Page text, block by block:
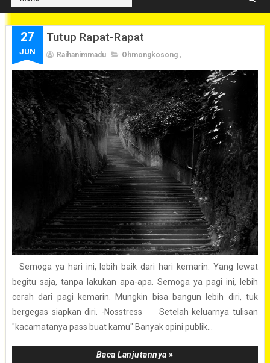
27
JUN
Tutup Rapat-Rapat
Raihanimmadu Ohmongkosong ,
Semoga ya hari ini, lebih baik dari hari kemarin. Yang lewat
begitu saja, tanpa lakukan apa-apa. Semoga ya pagi ini, lebih
cerah dari pagi kemarin. Mungkin bisa bangun lebih diri, tuk
bergegas siapkan diri. -Nosstress Setelah keluarnya tulisan
"kacamatanya pass buat kamu" Banyak opini publik...
Baca Lanjutannya »